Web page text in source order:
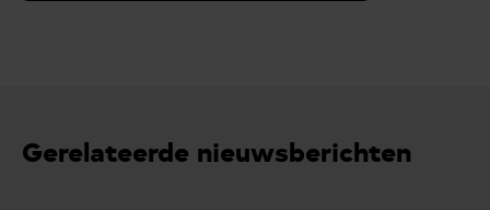
Gerelateerde nieuwsberichten